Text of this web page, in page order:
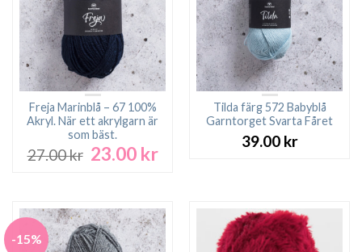
Freja Marinblå – 67 100%
Akryl. När ett akrylgarn är
som bäst.
27.00kr Det
27.00 kr.
23.00 krDet
23.00 kr.
Tilda färg 572 Babyblå
Garntorget Svarta Fåret
39.00 kr
-15%